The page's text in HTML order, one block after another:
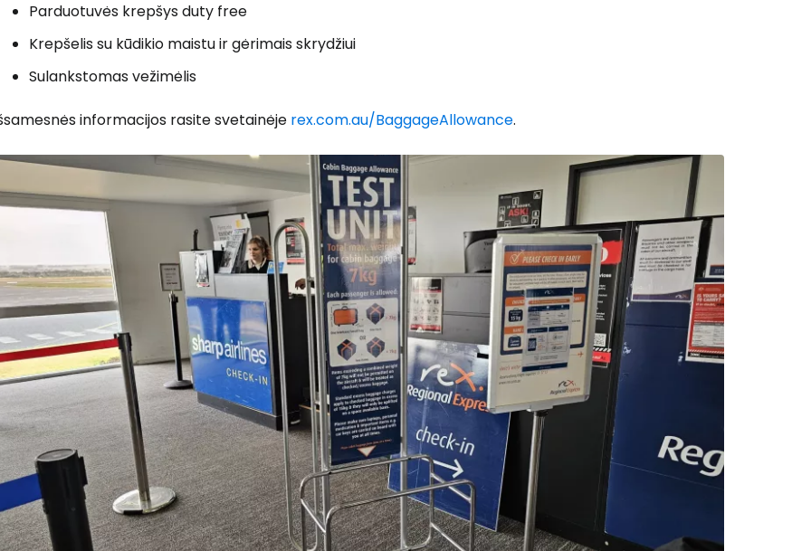
Parduotuvės krepšysduty free
Krepšelis su kūdikio maistu ir gėrimais skrydžiui
Sulankstomas vežimėlis
informacijos rasite svetainėje rex.com.au/BaggageAllowance.
... pasaulinė kelionių bendruomenė
Tęsti su Facebook
Tęsti el. paštu